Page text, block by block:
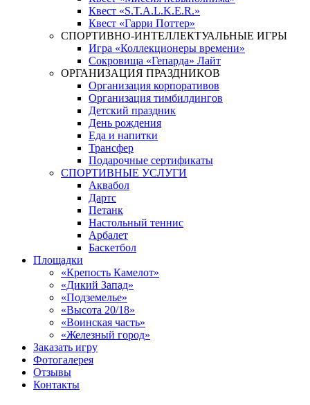
Квест «S.T.A.L.K.E.R.»
Квест «Гарри Поттер»
СПОРТИВНО-ИНТЕЛЛЕКТУАЛЬНЫЕ ИГРЫ
Игра «Коллекционеры времени»
Сокровища «Гепарда» Лайт
ОРГАНИЗАЦИЯ ПРАЗДНИКОВ
Организация корпоративов
Организация тимбилдингов
Детский праздник
День рождения
Еда и напитки
Трансфер
Подарочные сертификаты
СПОРТИВНЫЕ УСЛУГИ
Аквабол
Дартс
Петанк
Настольный теннис
Арбалет
Баскетбол
Площадки
«Крепость Камелот»
«Дикий Запад»
«Подземелье»
«Высота 20/18»
«Воинская часть»
«Железный город»
Заказать игру
Фотогалерея
Отзывы
Контакты